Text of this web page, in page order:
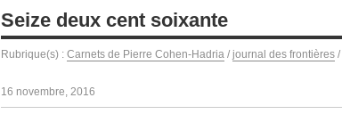
Seize deux cent soixante
Rubrique(s) : Carnets de Pierre Cohen-Hadria / journal des frontières /
16 novembre, 2016